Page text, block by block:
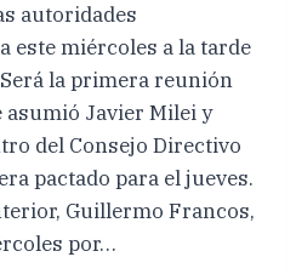
autoridades
este miércoles a la tarde
Será la primera reunión
asumió Javier Milei y
del Consejo Directivo
pactado para el jueves.
Guillermo Francos,
por…